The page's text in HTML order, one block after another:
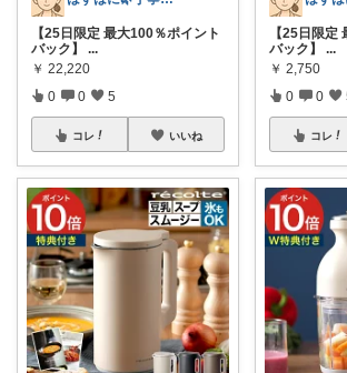
【25日限定 最大100％ポイント
バック】
...
￥ 22,220
0 0 5
コレ いいね
【25日限定
バック】
...
￥ 2,750
0 0
コレ